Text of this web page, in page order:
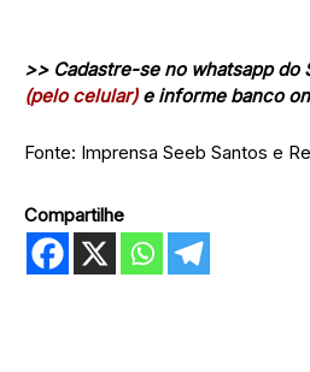
>> Cadastre-se no whatsapp do
(pelo celular)e informe banco
Fonte: Imprensa Seeb Santos e
Compartilhe